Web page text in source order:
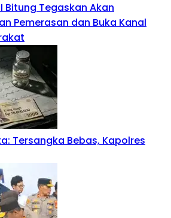
Bitung Tegaskan Akan
Pemerasan dan Buka Kanal
Tersangka Bebas, Kapolres